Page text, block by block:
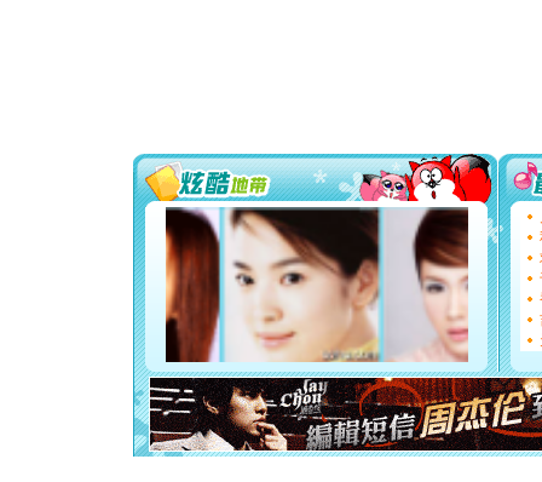
[圣诞节]
你太多
要平安！
[圣诞节]
能正大
都要快乐
[圣诞节]
如意,快
[元旦]
看
断电。
你是我
[元旦]如
起；二是
离。水晶
[元旦]当